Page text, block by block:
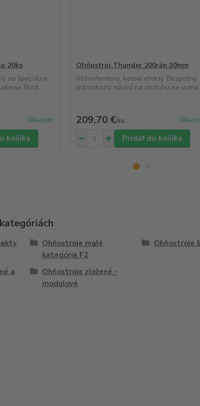
20ks
na špeciálne
škod...
Skladom
košíka
Ohňostroj Thunder 200rán 30mm
Rôznoferebné, kolmé efekty. Bezpečný,
jednoduchý návod na obsluhu na jedno
209,70 €/ks
Pridať do košíka
Ohňostroje malé
kategórie F2
Ohňostroje
a
Ohňostroje zložené -
modulové